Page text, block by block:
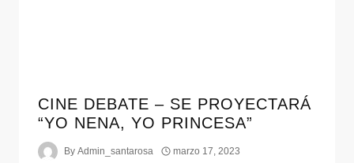
CINE DEBATE – SE PROYECTARÁ
“YO NENA, YO PRINCESA”
By Admin_santarosa marzo 17, 2023